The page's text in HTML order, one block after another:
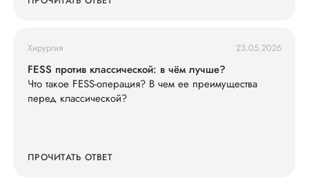
Хирургия 23.05.2026
FESS против классической: в чём лучше?
Что такое FESS-операция? В чем ее преимущества
перед классической?
ПРОЧИТАТЬ ОТВЕТ